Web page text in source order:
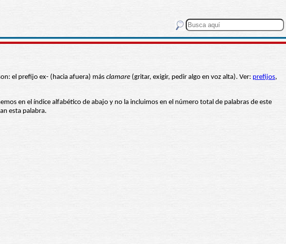
el prefijo ex- (hacia afuera) más clamare (gritar, exigir, pedir algo en voz alta). Ver: prefijos,
en el índice alfabético de abajo y no la incluimos en el número total de palabras de este
esta palabra.